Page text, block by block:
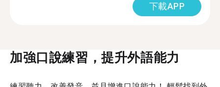
下載APP
加強口說練習，提升外語能力